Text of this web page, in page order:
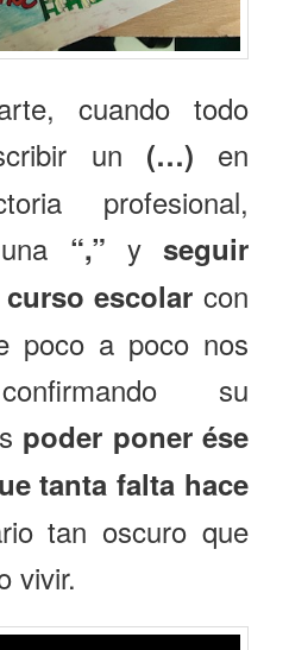
cuando todo
un (…) en
profesional,
“,” y seguir
escolar con
poco a poco nos
su
poder poner ése
tanta falta hace
tan oscuro que
vivir.